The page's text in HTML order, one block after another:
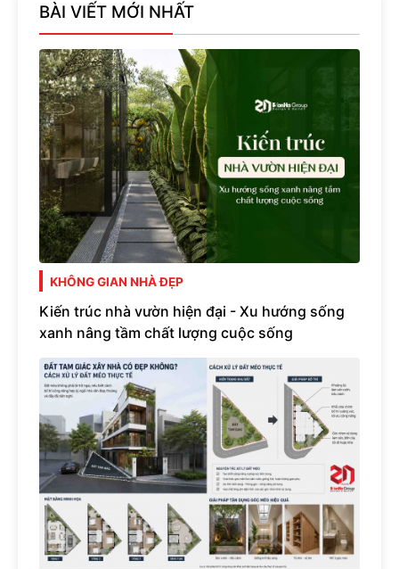
BÀI VIẾT MỚI NHẤT
KHÔNG GIAN NHÀ ĐẸP
Kiến trúc nhà vườn hiện đại - Xu hướng sống
xanh nâng tầm chất lượng cuộc sống